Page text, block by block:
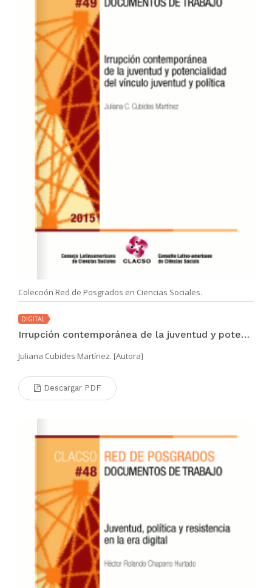
Colección Red de Posgrados en Ciencias Sociales.
DIGITAL
Irrupción contemporánea de la juventud y potencialidad del vínculo juventud y política
Juliana Cubides Martínez. [Autora]
Descargar PDF